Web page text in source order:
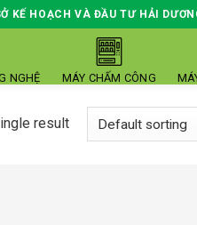
KẾ HOẠCH VÀ ĐẦU TƯ HẢI
NGHỆ MÁY CHẤM CÔNG
result